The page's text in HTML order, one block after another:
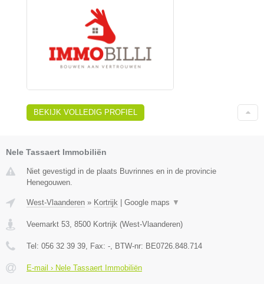
BEKIJK VOLLEDIG PROFIEL
Nele Tassaert Immobiliën
Niet gevestigd in de plaats Buvrinnes en in de provincie
Henegouwen.
West-Vlaanderen » Kortrijk Google maps ▼
Veemarkt 53 8500 Kortrijk (West-Vlaanderen)
Tel: 056 32 39 39 , Fax: - , BTW-nr: BE0726.848.714
E-mail › Nele Tassaert Immobiliën